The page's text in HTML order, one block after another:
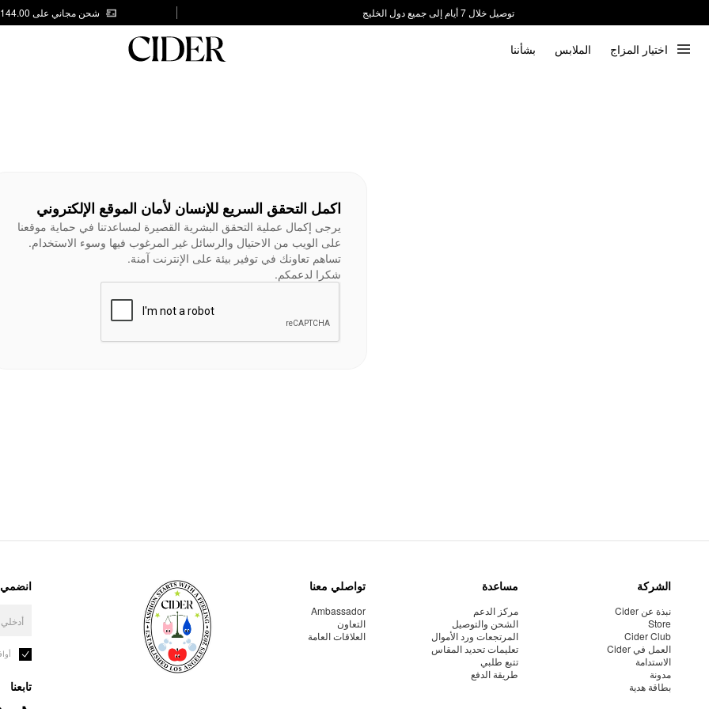
توصيل خلال 7 أيام إلى جميع دول الخليج
شحن مجاني على AED 144.00
اختيار المزاج الملابس بشأننا
اكمل التحقق السريع للإنسان لأمان الموقع الإلكتروني
يرجى إكمال عملية التحقق البشرية القصيرة لمساعدتنا في حماية موقعنا
على الويب من الاحتيال والرسائل غير المرغوب فيها وسوء الاستخدام.
تساهم تعاونك في توفير بيئة على الإنترنت آمنة.
شكرا لدعمكم.
الشركة
نبذة عن Cider
Store
Cider Club
العمل في Cider
الاستدامة
مدونة
بطاقة هدية
مساعدة
مركز الدعم
الشحن والتوصيل
المرتجعات ورد الأموال
تعليمات تحديد المقاس
تتبع طلبي
طريقة الدفع
تواصلي معنا
Ambassador
التعاون
العلاقات العامة
انضمي
تابعنا